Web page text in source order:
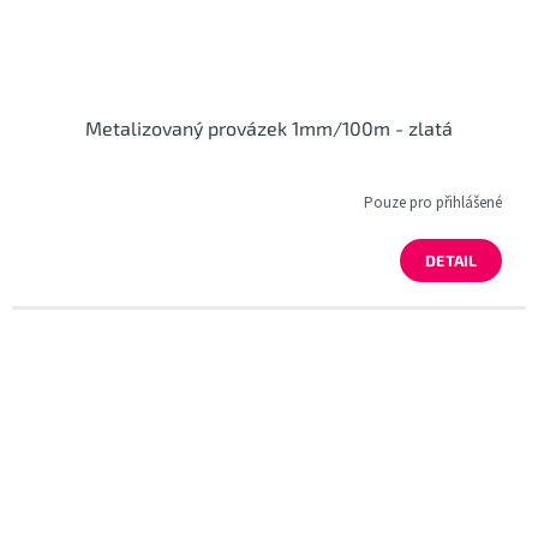
Metalizovaný provázek 1mm/100m - zlatá
Pouze pro přihlášené
DETAIL